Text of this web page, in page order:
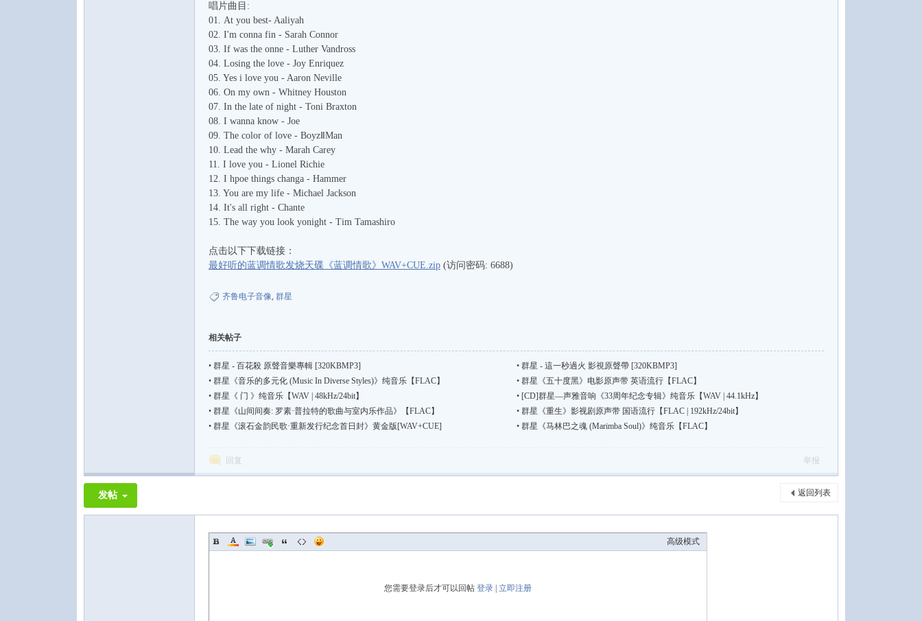
唱片曲目:
01. At you best- Aaliyah
02. I'm conna fin - Sarah Connor
03. If was the onne - Luther Vandross
04. Losing the love - Joy Enriquez
05. Yes i love you - Aaron Neville
06. On my own - Whitney Houston
07. In the late of night - Toni Braxton
08. I wanna know - Joe
09. The color of love - BoyzⅡMan
10. Lead the why - Marah Carey
11. I love you - Lionel Richie
12. I hpoe things changa - Hammer
13. You are my life - Michael Jackson
14. It's all right - Chante
15. The way you look yonight - Tim Tamashiro
点击以下下载链接：
最好听的蓝调情歌发烧天碟《蓝调情歌》WAV+CUE.zip (访问密码: 6688)
齐鲁电子音像, 群星
相关帖子
• 群星 - 百花殺 原聲音樂專輯 [320KBMP3] • 群星 - 這一秒過火 影視原聲帶 [320KBMP3]
• 群星《音乐的多元化 (Music In Diverse Styles)》纯音乐【FLAC】 • 群星《五十度黑》电影原声带 英语流行【FLAC】
• 群星《 门 》纯音乐【WAV | 48kHz/24bit】 • [CD]群星—声雅音响《33周年纪念专辑》纯音乐【WAV | 44.1kHz】
• 群星《山间间奏: 罗素·普拉特的歌曲与室内乐作品》【FLAC】 • 群星《重生》影视剧原声带 国语流行【FLAC | 192kHz/24bit】
• 群星《滚石金韵民歌·重新发行纪念首日封》黄金版[WAV+CUE] • 群星《马林巴之魂 (Marimba Soul)》纯音乐【FLAC】
回复 举报
返回列表
发帖
高级模式
您需要登录后才可以回帖 登录 立即注册